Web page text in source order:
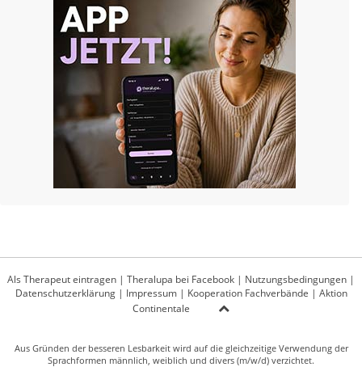
Als Therapeut eintragen | Theralupa bei Facebook | Nutzungsbedingungen |
Datenschutzerklärung| Impressum| Kooperation Fachverbände | Aktion
Continentale
Aus Gründen der besseren Lesbarkeit wird auf die gleichzeitige Verwendung der
Sprachformen männlich, weiblich und divers (m/w/d) verzichtet.